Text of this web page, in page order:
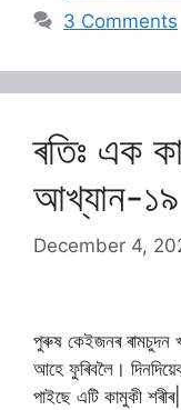
3 Comments
ৰতিঃ এক
আখ্যান-১৯
December 4,
পুৰুষ কেইজনৰ ৰামচুদন
আহে ফুৰিবলৈ।
পাইছে এটি কামুকী